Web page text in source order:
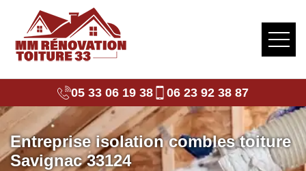
05 33 06 19 38 06 23 92 38 87
Entreprise isolation combles toiture
Savignac 33124